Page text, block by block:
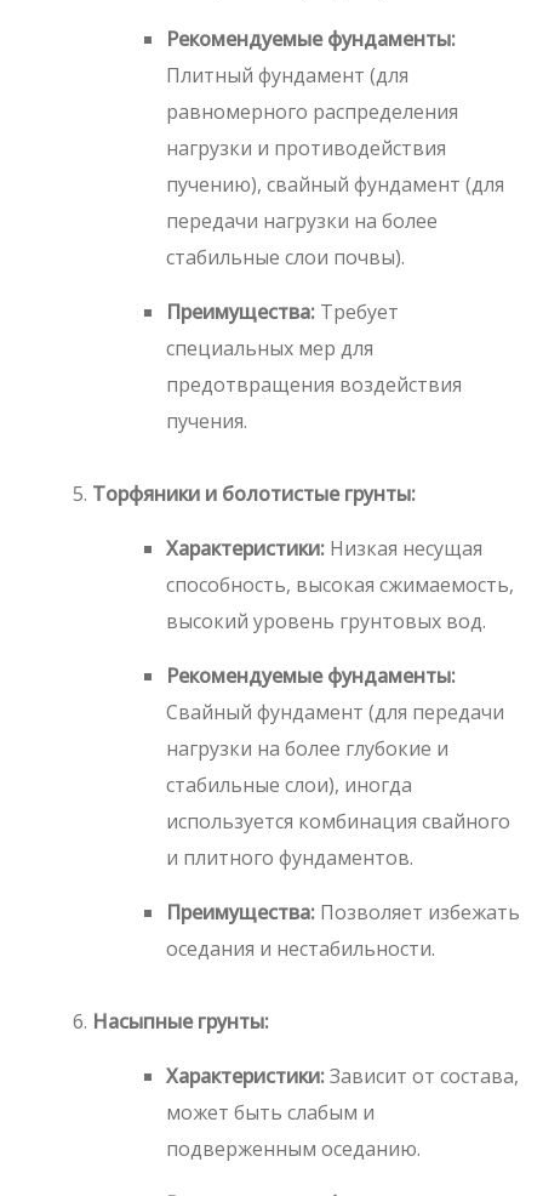
Рекомендуемые фундаменты:
Плитный фундамент (для
равномерного распределения
нагрузки и противодействия
пучению), свайный фундамент (для
передачи нагрузки на более
стабильные слои почвы).
Преимущества: Требует
специальных мер для
предотвращения воздействия
пучения.
Торфяники и болотистые грунты:
Характеристики: Низкая несущая
способность, высокая сжимаемость,
высокий уровень грунтовых вод.
Рекомендуемые фундаменты:
Свайный фундамент (для передачи
нагрузки на более глубокие и
стабильные слои), иногда
используется комбинация свайного
и плитного фундаментов.
Преимущества: Позволяет избежать
оседания и нестабильности.
Насыпные грунты:
Характеристики:Зависит от состава,
может быть слабым и
подверженным оседанию.